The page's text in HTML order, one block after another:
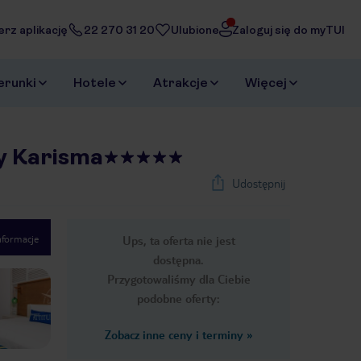
aplikację 22 270 31 20 Ulubione Zaloguj się do myTUI
Hotele Atrakcje Więcej
Karisma
Udostępnij
Ups, ta oferta nie jest
dostępna.
Przygotowaliśmy dla Ciebie
podobne oferty:
Zobacz inne ceny i terminy »
Next slide
1 /31